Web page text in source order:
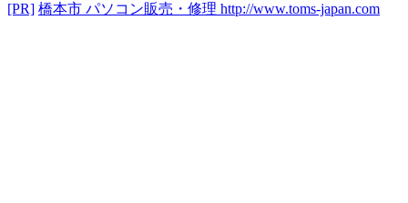
[PR] 橋本市 パソコン販売・修理 http://www.toms-japan.com